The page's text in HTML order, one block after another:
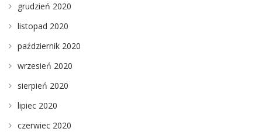
grudzień 2020
listopad 2020
październik 2020
wrzesień 2020
sierpień 2020
lipiec 2020
czerwiec 2020